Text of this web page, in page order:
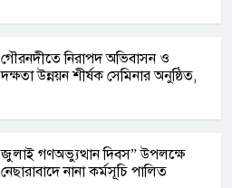
গৌরনদীতে নিরাপদ অভিবাসন ও
দক্ষতা উন্নয়ন শীর্ষক সেমিনার অনুষ্ঠিত,
জুলাই গণঅভ্যুত্থান দিবস” উপলক্ষে
নেছারাবাদে নানা কর্মসূচি পালিত